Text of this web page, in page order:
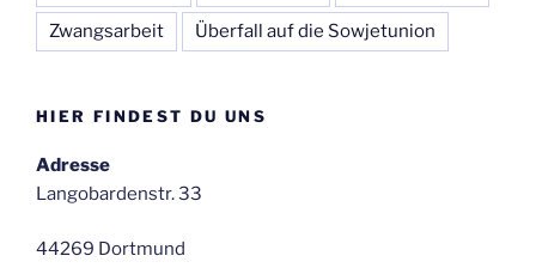
Zwangsarbeit Überfall auf die Sowjetunion
HIER FINDEST DU UNS
Adresse
Langobardenstr. 33
44269 Dortmund